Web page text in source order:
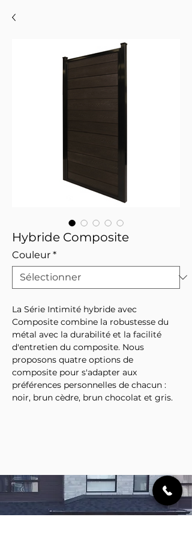
Hybride Composite
Couleur *
La Série Intimité hybride avec
Composite combine la robustesse du
métal avec la durabilité et la facilité
d'entretien du composite. Nous
proposons quatre options de
composite pour s'adapter aux
préférences personnelles de chacun :
noir, brun cèdre, brun chocolat et gris.